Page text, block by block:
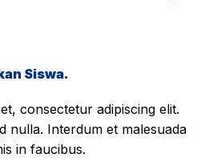
Siswa.
consectetur adipiscing elit.
nulla. Interdum et malesuada
in faucibus.